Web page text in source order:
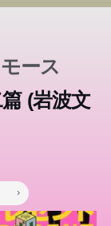
ース
(岩波文